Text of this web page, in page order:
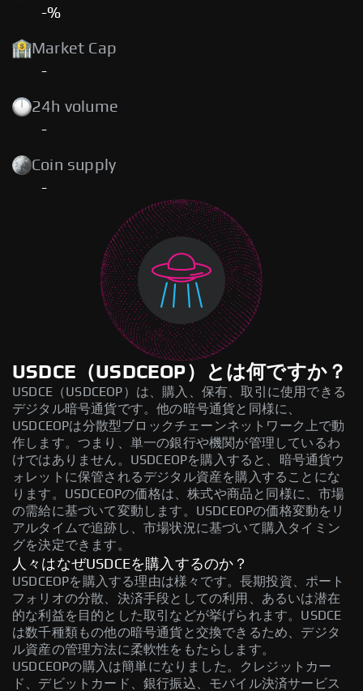
-%
Market Cap
-
24h volume
-
Coin supply
-
USDCE（USDCEOP）とは何ですか？
USDCE（USDCEOP）は、購入、保有、取引に使用できる
デジタル暗号通貨です。他の暗号通貨と同様に、
USDCEOPは分散型ブロックチェーンネットワーク上で動
作します。つまり、単一の銀行や機関が管理しているわ
けではありません。USDCEOPを購入すると、暗号通貨ウ
ォレットに保管されるデジタル資産を購入することにな
ります。USDCEOPの価格は、株式や商品と同様に、市場
の需給に基づいて変動します。USDCEOPの価格変動をリ
アルタイムで追跡し、市場状況に基づいて購入タイミン
グを決定できます。
人々はなぜUSDCEを購入するのか？
USDCEOPを購入する理由は様々です。長期投資、ポート
フォリオの分散、決済手段としての利用、あるいは潜在
的な利益を目的とした取引などが挙げられます。USDCE
は数千種類もの他の暗号通貨と交換できるため、デジタ
ル資産の管理方法に柔軟性をもたらします。
USDCEOPの購入は簡単になりました。クレジットカー
ド、デビットカード、銀行振込、モバイル決済サービス